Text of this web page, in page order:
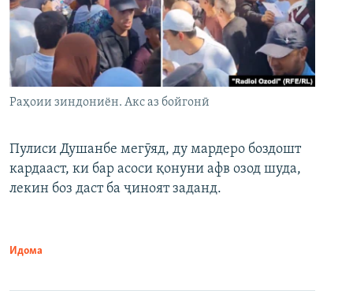
Раҳоии зиндониён. Акс аз бойгонӣ
Пулиси Душанбе мегӯяд, ду мардеро боздошт
кардааст, ки бар асоси қонуни афв озод шуда,
лекин боз даст ба ҷиноят заданд.
Идома